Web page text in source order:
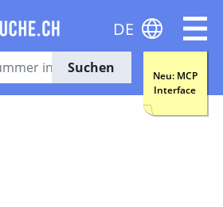
Suchen
Neu: MCP
Interface
DE